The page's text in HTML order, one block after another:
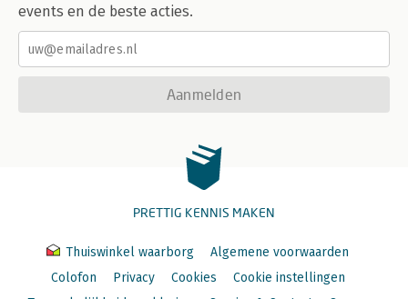
events en de beste acties.
Aanmelden
PRETTIG KENNIS MAKEN
Thuiswinkel waarborg
Algemene voorwaarden
Colofon
Privacy Cookies
Cookie instellingen